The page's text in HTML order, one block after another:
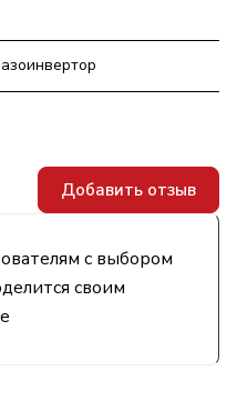
с выбором
своим
Добавить отзыв